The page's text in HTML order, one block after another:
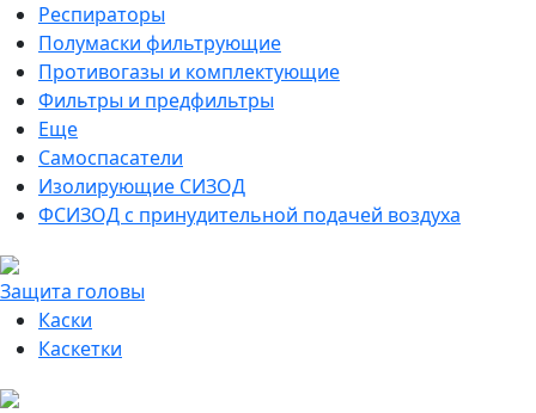
Респираторы
Полумаски фильтрующие
Противогазы и комплектующие
Фильтры и предфильтры
Еще
Самоспасатели
Изолирующие СИЗОД
ФСИЗОД с принудительной подачей воздуха
Защита головы
Каски
Каскетки